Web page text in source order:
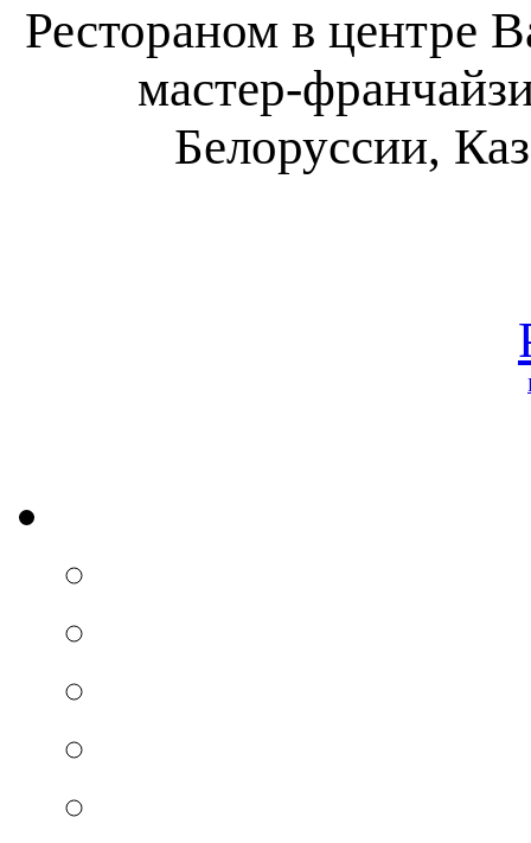
Рестораном в центре
мастер-
Белоруссии,